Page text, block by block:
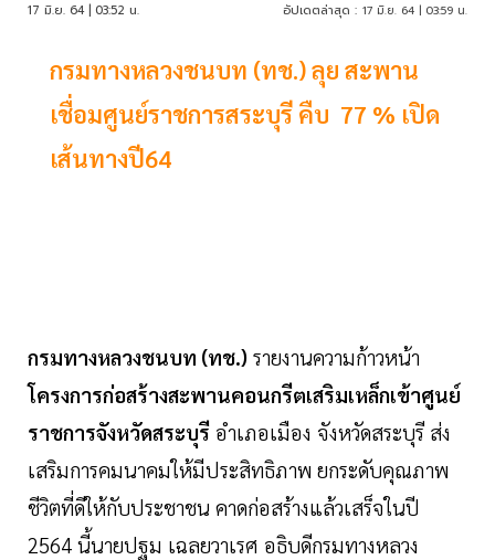
17 มิ.ย. 64 | 03:52 น. อัปเดตล่าสุด : 17 มิ.ย. 64 | 03:59 น.
กรมทางหลวงชนบท (ทช.) ลุย สะพาน
เชื่อมศูนย์ราชการสระบุรี คืบ 77 % เปิด
เส้นทางปี64
กรมทางหลวงชนบท (ทช.) รายงานความก้าวหน้า
โครงการก่อสร้างสะพานคอนกรีตเสริมเหล็กเข้าศูนย์
ราชการจังหวัดสระบุรี อำเภอเมือง จังหวัดสระบุรี ส่ง
เสริมการคมนาคมให้มีประสิทธิภาพ ยกระดับคุณภาพ
ชีวิตที่ดีให้กับประชาชน คาดก่อสร้างแล้วเสร็จในปี
2564 นี้นายปฐม เฉลยวาเรศ อธิบดีกรมทางหลวง